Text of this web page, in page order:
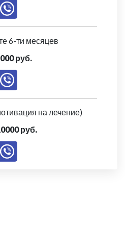
6-ти месяцев
руб.
на лечение)
руб.